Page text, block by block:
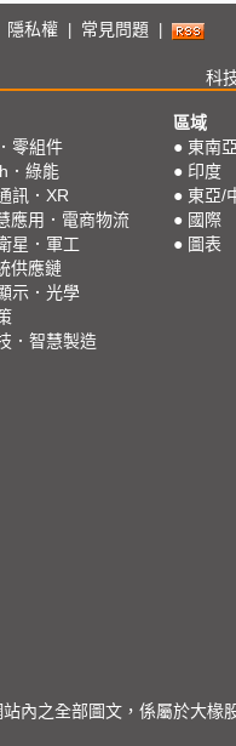
隱私權 常見問題
科
零組件
．綠能
訊．XR
應用．電商物流
星．軍工
供應鏈
示．光學
．智慧製造
區域
● 東南亞
● 印度
● 東亞/
● 國際
● 圖表
站內之全部圖文，係屬於大椽